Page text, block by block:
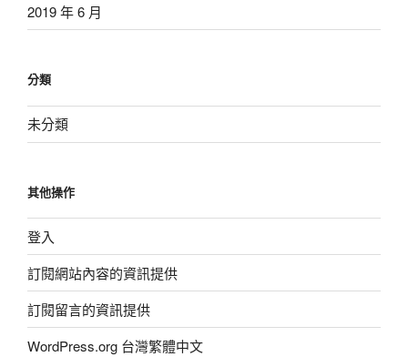
2019 年 6 月
分類
未分類
其他操作
登入
訂閱網站內容的資訊提供
訂閱留言的資訊提供
WordPress.org 台灣繁體中文